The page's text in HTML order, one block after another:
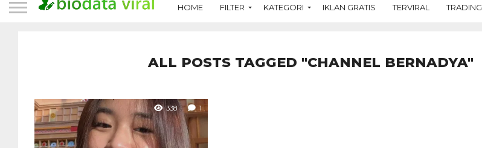
HOME FILTER KATEGORI IKLAN GRATIS TERVIRAL TRADING
ALL POSTS TAGGED "CHANNEL BERNADYA"
338 1